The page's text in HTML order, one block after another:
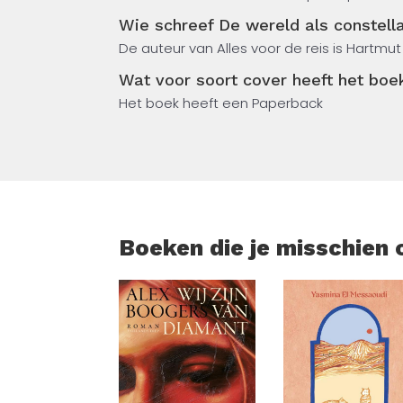
verschenen eerder Leven in tijden van
Onbeschikbaarheid (2022) en
beweging van situatie naar constellatie:
die niets meer openlaten. Daarmee
mogelijkheid van echte resonantie, van
In De wereld als constellatie laat Rosa
hoop: herwaardering van vertrouwen,
(2023).
Wie schreef De wereld als
De auteur van Alles voor de reis is Hartmut
Wat voor soort cover heeft het
Het boek heeft een Paperback
Boeken die je misschien